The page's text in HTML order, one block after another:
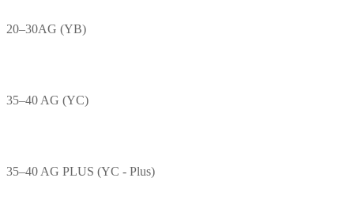
20–30AG (YB)
35–40 AG (YC)
35–40 AG PLUS (YC - Plus)